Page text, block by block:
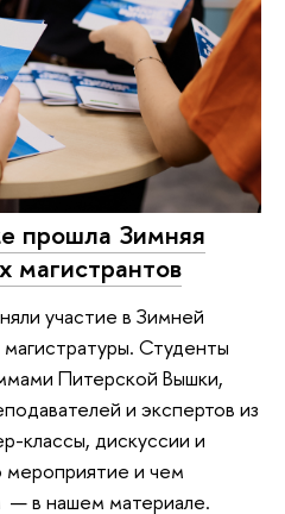
прошла Зимняя
магистрантов
участие в Зимней
Студенты
Питерской Вышки,
и экспертов из
классы, дискуссии и
мероприятие и чем
— в нашем материале.